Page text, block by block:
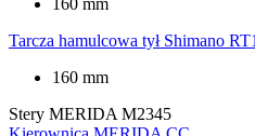
160 mm
Tarcza hamulcowa tył Shimano
160 mm
Stery MERIDA M2345